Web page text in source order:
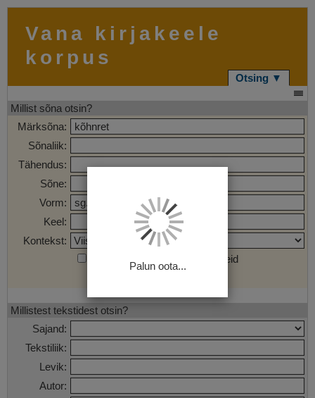
Vana kirjakeele
korpus
Otsing ▼
Millist sõna otsin?
Märksõna:
Sõnaliik:
Tähendus:
Sõne:
Vorm:
Keel:
Kontekst:
Otsi märgendatud sõnaühendeid
Millistest tekstidest otsin?
Sajand:
Tekstiliik:
Levik:
Autor:
Palun oota...